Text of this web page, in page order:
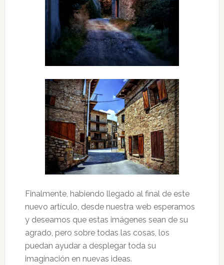
Finalmente, habiendo llegado al final de este
nuevo artículo, desde nuestra web esperamos
y deseamos que estas imágenes sean de su
agrado, pero sobre todas las cosas, los
puedan ayudar a desplegar toda su
imaginación en nuevas ideas.